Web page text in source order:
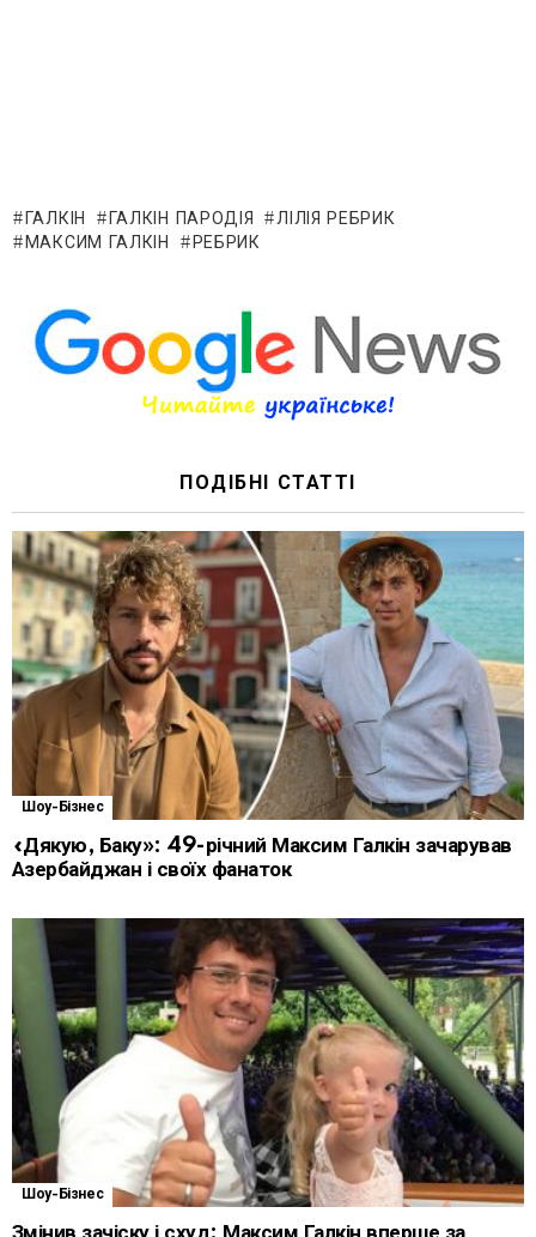
ГАЛКІН ГАЛКІН ПАРОДІЯ
ЛІЛІЯ РЕБРИК
МАКСИМ ГАЛКІН
РЕБРИК
ПОДІБНІ СТАТТІ
Шоу-Бізнес
«Дякую, Баку»: 49-річний Максим Галкін зачарував
Азербайджан і своїх фанаток
Шоу-Бізнес